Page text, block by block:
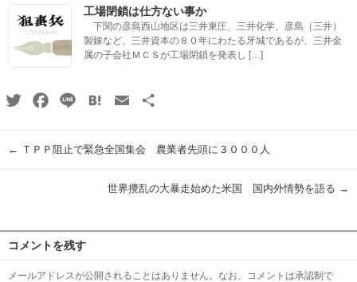
工場閉鎖は仕方ない事か
下関の彦島西山地区は三井東圧、三井化学、彦島（三井）
製錬など、三井資本の８０年にわたる牙城であるが、三井金
属の子会社ＭＣＳが工場閉鎖を発表し […]
TwitterFacebook
Line HatenaEmail
← ＴＰＰ阻止で緊急全国集会 農業者先頭に３０００人
世界攪乱の大暴走始めた米国 国内外情勢を語る →
コメントを残す
メールアドレスが公開されることはありません。なお、コメントは承認制で